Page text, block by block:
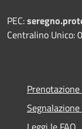
PEC:
Centralino Unico: